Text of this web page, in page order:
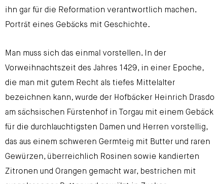
ihn gar für die Reformation verantwortlich machen.
Porträt eines Gebäcks mit Geschichte.
Man muss sich das einmal vorstellen. In der
Vorweihnachtszeit des Jahres 1429, in einer Epoche,
die man mit gutem Recht als tiefes Mittelalter
bezeichnen kann, wurde der Hofbäcker Heinrich Drasdo
am sächsischen Fürstenhof in Torgau mit einem Gebäck
für die durchlauchtigsten Damen und Herren vorstellig,
das aus einem schweren Germteig mit Butter und raren
Gewürzen, überreichlich Rosinen sowie kandierten
Zitronen und Orangen gemacht war, bestrichen mit